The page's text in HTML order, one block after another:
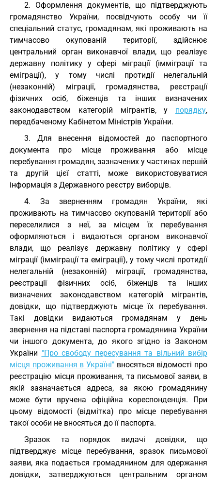
2. Оформлення документів, що підтверджують
громадянство України, посвідчують особу чи її
спеціальний статус, громадянам, які проживають на
тимчасово окупованій території, здійснює
центральний орган виконавчої влади, що реалізує
державну політику у сфері міграції (імміграції та
еміграції), у тому числі протидії нелегальній
(незаконній) міграції, громадянства, реєстрації
фізичних осіб, біженців та інших визначених
законодавством категорій мігрантів, у порядку,
передбаченому Кабінетом Міністрів України.
3. Для внесення відомостей до паспортного
документа про місце проживання або місце
перебування громадян, зазначених у частинах першій
та другій цієї статті, може використовуватися
інформація з Державного реєстру виборців.
4. За зверненням громадян України, які
проживають на тимчасово окупованій території або
переселилися з неї, за місцем їх перебування
оформляються і видаються органом виконавчої
влади, що реалізує державну політику у сфері
міграції (імміграції та еміграції), у тому числі протидії
нелегальній (незаконній) міграції, громадянства,
реєстрації фізичних осіб, біженців та інших
визначених законодавством категорій мігрантів,
довідки, що підтверджують місце їх перебування.
Такі довідки видаються громадянам у день
звернення на підставі паспорта громадянина України
чи іншого документа, до якого згідно із Законом
України "Про свободу пересування та вільний вибір
місця проживання в Україні" вносяться відомості про
реєстрацію місця проживання, та письмової заяви, в
якій зазначається адреса, за якою громадянину
може бути вручена офіційна кореспонденція. При
цьому відомості (відмітка) про місце перебування
такої особи не вносяться до її паспорта.
Зразок та порядок видачі довідки, що
підтверджує місце перебування, зразок письмової
заяви, яка подається громадянином для одержання
довідки, затверджуються центральним органом